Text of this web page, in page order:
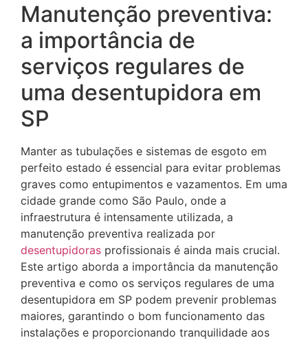
Manutenção preventiva:
a importância de
serviços regulares de
uma desentupidora em
SP
Manter as tubulações e sistemas de esgoto em
perfeito estado é essencial para evitar problemas
graves como entupimentos e vazamentos. Em uma
cidade grande como São Paulo, onde a
infraestrutura é intensamente utilizada, a
manutenção preventiva realizada por
desentupidoras profissionais é ainda mais crucial.
Este artigo aborda a importância da manutenção
preventiva e como os serviços regulares de uma
desentupidora em SP podem prevenir problemas
maiores, garantindo o bom funcionamento das
instalações e proporcionando tranquilidade aos